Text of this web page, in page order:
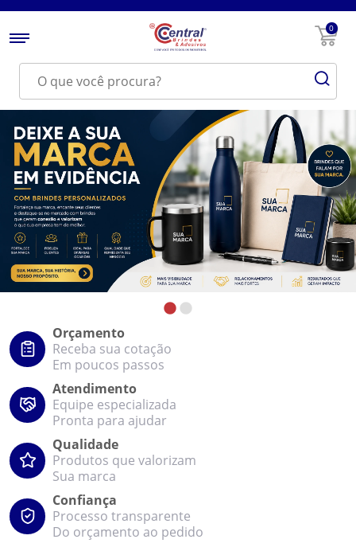
0
Orçamento
Receba sua cotação
Em poucos passos
Atendimento
Equipe especializada
Pronta para ajudar
Qualidade
Produtos que valorizam
Sua marca
Confiança
Processo transparente
Do orçamento ao pedido